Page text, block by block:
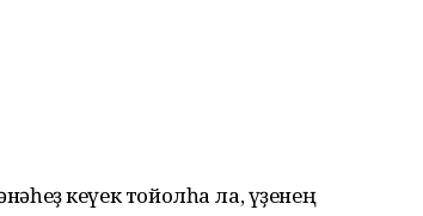
кеүек тойолһа ла, үҙенең